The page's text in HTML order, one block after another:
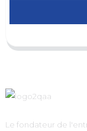
Le fondateur de